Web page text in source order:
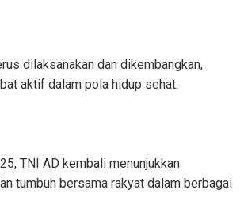
dilaksanakan dan dikembangkan,
aktif dalam pola hidup sehat.
TNI AD kembali menunjukkan
tumbuh bersama rakyat dalam berbagai